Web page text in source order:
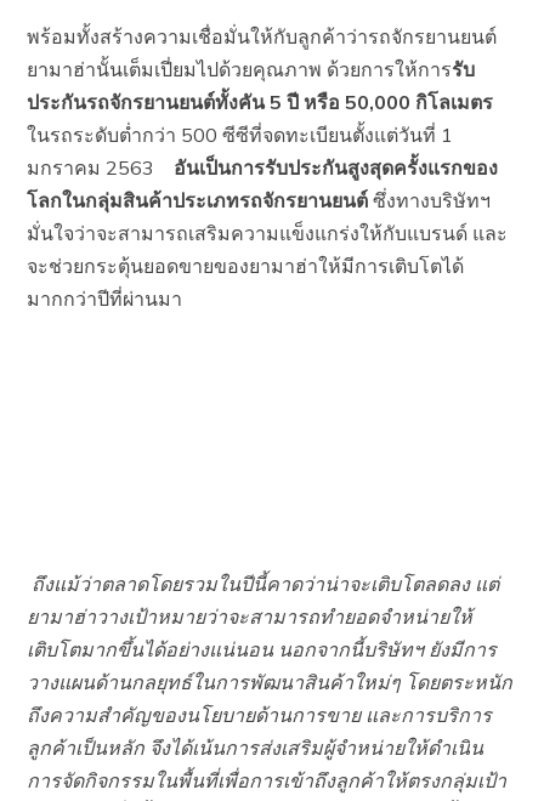
พร้อมทั้งสร้างความเชื่อมั่นให้กับลูกค้าว่ารถจักรยานยนต์
ยามาฮ่านั้นเต็มเปี่ยมไปด้วยคุณภาพ ด้วยการให้การรับ
ประกันรถจักรยานยนต์ทั้งคัน 5 ปี หรือ 50,000 กิโลเมตร
ในรถระดับต่ำกว่า 500 ซีซีที่จดทะเบียนตั้งแต่วันที่ 1
มกราคม 2563 อันเป็นการรับประกันสูงสุดครั้งแรกของ
โลกในกลุ่มสินค้าประเภทรถจักรยานยนต์ ซึ่งทางบริษัทฯ
มั่นใจว่าจะสามารถเสริมความแข็งแกร่งให้กับแบรนด์ และ
จะช่วยกระตุ้นยอดขายของยามาฮ่าให้มีการเติบโตได้
มากกว่าปีที่ผ่านมา
ถึงแม้ว่าตลาดโดยรวมในปีนี้คาดว่าน่าจะเติบโตลดลง แต่
ยามาฮ่าวางเป้าหมายว่าจะสามารถทำยอดจำหน่ายให้
เติบโตมากขึ้นได้อย่างแน่นอน นอกจากนี้บริษัทฯ ยังมีการ
วางแผนด้านกลยุทธ์ในการพัฒนาสินค้าใหม่ๆ โดยตระหนัก
ถึงความสำคัญของนโยบายด้านการขาย และการบริการ
ลูกค้าเป็นหลัก จึงได้เน้นการส่งเสริมผู้จำหน่ายให้ดำเนิน
การจัดกิจกรรมในพื้นที่เพื่อการเข้าถึงลูกค้าให้ตรงกลุ่มเป้า